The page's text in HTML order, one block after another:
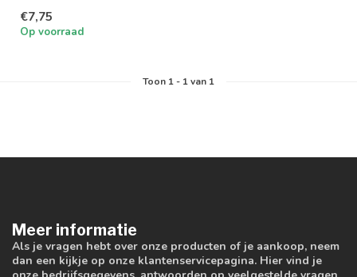
€7,75
Op voorraad
Toon 1- 1van 1
Meer informatie
Als je vragen hebt over onze producten of je aankoop, neem
dan een kijkje op onze klantenservicepagina. Hier vind je